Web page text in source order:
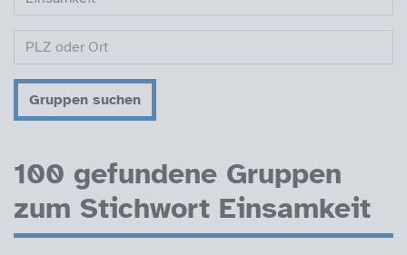
Gruppen suchen
100 gefundene Gruppen
zum Stichwort Einsamkeit